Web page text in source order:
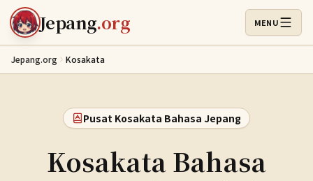
Lewati ke konten utama
Jepang.org Buka Menu
MENU
Jepang.org Kosakata
Pusat Kosakata Bahasa Jepang
Kosakata Bahasa